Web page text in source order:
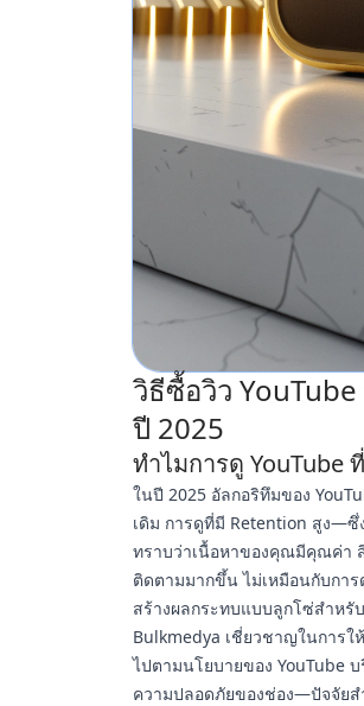
วิธีซื้อวิว
ปี 2025
ทำไมการดู YouTube
ในปี 2025 อัลกอริทึมของ
เดิม การดูที่มี Retention สูง—
ทราบว่าเนื้อหาของคุณมีคุณค่า
ติดตามมากขึ้น ไม่เหมือนกับกา
สร้างผลกระทบแบบลูกโซ่สำหรั
Bulkmedya เชี่ยวชาญในการใ
ไปตามนโยบายของ YouTube
ความปลอดภัยของช่อง—ปัจจัย